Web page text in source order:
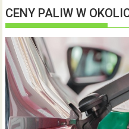
CENY PALIW W